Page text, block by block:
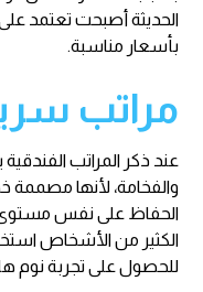
الحديثة أصبحت تعتمد
بأسعار مناسبة.
مراتب
عند ذكر المراتب الفندقية
والفخامة، لأنها مصممة
الحفاظ على نفس مستوى
الكثير من الأشخاص
للحصول على تجربة نوم